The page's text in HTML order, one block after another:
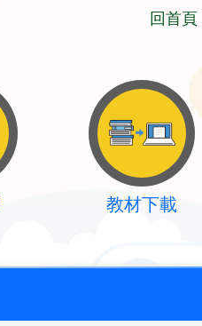
回首頁
教材下載